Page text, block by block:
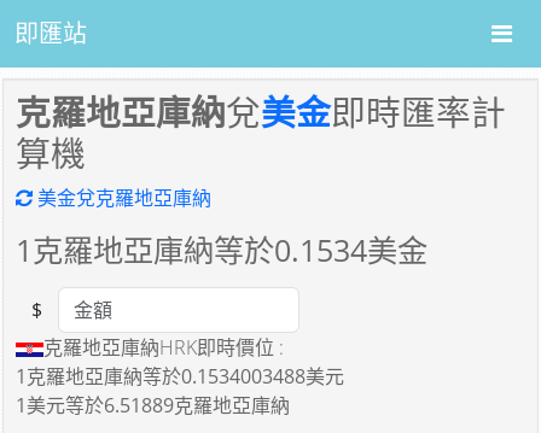
即匯站
克羅地亞庫納兌美金即時匯率計
算機
美金兌克羅地亞庫納
1克羅地亞庫納等於0.1534美金
Amount
$
克羅地亞庫納HRK即時價位 :
1克羅地亞庫納等於0.1534003488美元
1美元等於6.51889克羅地亞庫納